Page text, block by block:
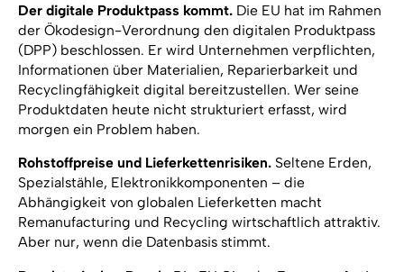
Der digitale Produktpass kommt.Die EU hat im Rahmen
der Ökodesign-Verordnung den digitalen Produktpass
(DPP) beschlossen. Er wird Unternehmen verpflichten,
Informationen über Materialien, Reparierbarkeit und
Recyclingfähigkeit digital bereitzustellen. Wer seine
Produktdaten heute nicht strukturiert erfasst, wird
morgen ein Problem haben.
Rohstoffpreise und Lieferkettenrisiken.Seltene Erden,
Spezialstähle, Elektronikkomponenten – die
Abhängigkeit von globalen Lieferketten macht
Remanufacturing und Recycling wirtschaftlich attraktiv.
Aber nur, wenn die Datenbasis stimmt.